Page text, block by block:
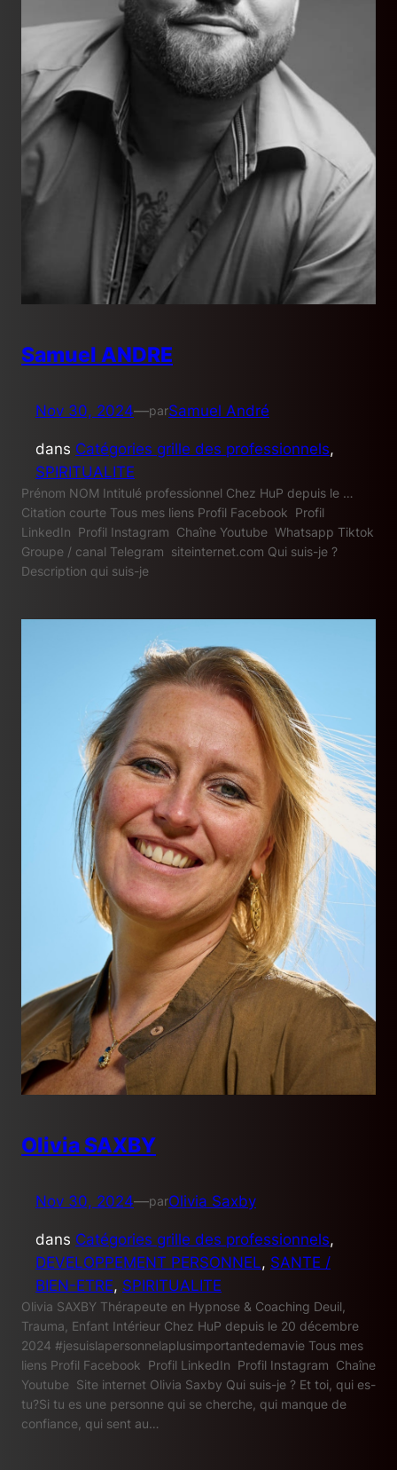
Samuel ANDRE
Nov 30, 2024—parSamuel André
dans Catégories grille des professionnels
SPIRITUALITE
Prénom NOM Intitulé professionnel Chez HuP depuis le …
Citation courte Tous mes liens Profil Facebook Profil
LinkedIn Profil Instagram Chaîne Youtube Whatsapp Tiktok
Groupe / canal Telegram siteinternet.com Qui suis-je ?
Description qui suis-je
Olivia SAXBY
Nov 30, 2024—parOlivia Saxby
dans Catégories grille des professionnels
DEVELOPPEMENT PERSONNEL, SANTE /
BIEN-ETRE, SPIRITUALITE
Olivia SAXBY Thérapeute en Hypnose & Coaching Deuil,
Trauma, Enfant Intérieur Chez HuP depuis le 20 décembre
2024 #jesuislapersonnelaplusimportantedemavie Tous mes
liens Profil Facebook Profil LinkedIn Profil Instagram Chaîne
Youtube Site internet Olivia Saxby Qui suis-je ? Et toi, qui es-
tu?Si tu es une personne qui se cherche, qui manque de
confiance, qui sent au…